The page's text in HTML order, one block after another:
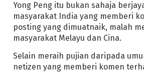
Yong Peng itu bukan sahaja
masyarakat India yang memberi
posting yang dimuatnaik, malah
masyarakat Melayu dan Cina.
Selain meraih pujian daripada
netizen yang memberi komen